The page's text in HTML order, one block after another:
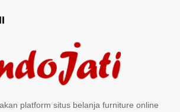
platform situs belanja furniture online